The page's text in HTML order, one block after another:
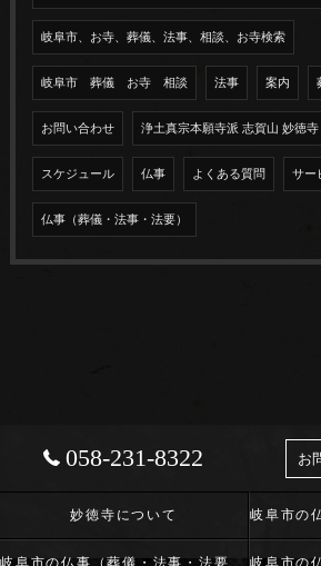
岐阜市、お寺、葬儀、法事、相談、お寺検索
岐阜市 葬儀 お寺 相談 法事 案内
お問い合わせ 浄土真宗本願寺派 志賀山 妙徳寺
スケジュール 仏事 よくある質問 サー
仏事（葬儀・法事・法要）
058-231-8322 お
妙徳寺について
岐阜市の仏事（葬儀・法事・法要）･浄土真宗本願寺派 志賀山 妙徳寺の評判